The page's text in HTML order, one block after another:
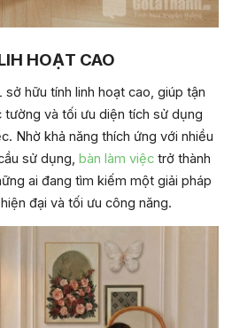
HOẠT CAO
hữu tính linh hoạt cao, giúp tận
tường và tối ưu diện tích sử dụng
Nhờ khả năng thích ứng với nhiều
sử dụng, bàn làm việctrở thành
ai đang tìm kiếm một giải pháp
đại và tối ưu công năng.